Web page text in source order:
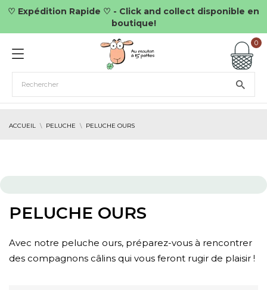
♡ Expédition Rapide ♡ - Click and collect disponible en
boutique!
0
ACCUEIL PELUCHE PELUCHE OURS
PELUCHE OURS
Avec notre peluche ours, préparez-vous à rencontrer
des compagnons câlins qui vous feront rugir de plaisir !